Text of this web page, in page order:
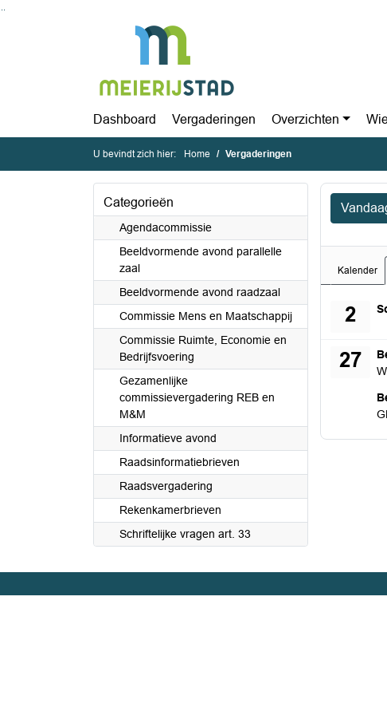
Dashboard Vergaderingen Overzichten
U bevindt zich hier: Home Vergaderingen
Categorieën
Agendacommissie
Beeldvormende avond parallelle
zaal
Beeldvormende avond raadzaal
Commissie Mens en Maatschappij
Commissie Ruimte, Economie en
Bedrijfsvoering
Gezamenlijke
commissievergadering REB en
M&M
Informatieve avond
Raadsinformatiebrieven
Raadsvergadering
Rekenkamerbrieven
Schriftelijke vragen art. 33
Kalender
2
27